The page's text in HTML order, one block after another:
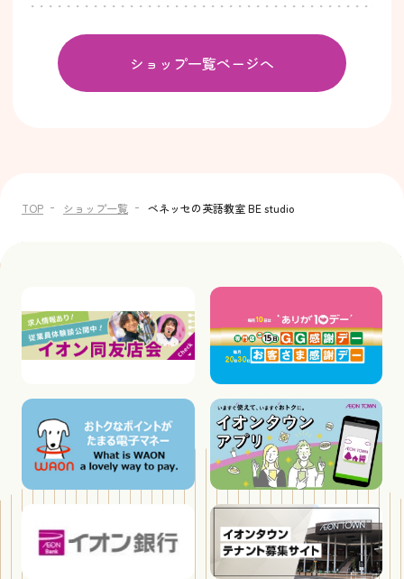
ショップ一覧ページへ
TOP ショップ一覧 ベネッセの英語教室 BE studio